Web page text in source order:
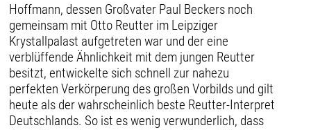
Hoffmann, dessen Großvater Paul Beckers noch
gemeinsam mit Otto Reutter im Leipziger
Krystallpalast aufgetreten war und der eine
verblüffende Ähnlichkeit mit dem jungen Reutter
besitzt, entwickelte sich schnell zur nahezu
perfekten Verkörperung des großen Vorbilds und gilt
heute als der wahrscheinlich beste Reutter-Interpret
Deutschlands. So ist es wenig verwunderlich, dass